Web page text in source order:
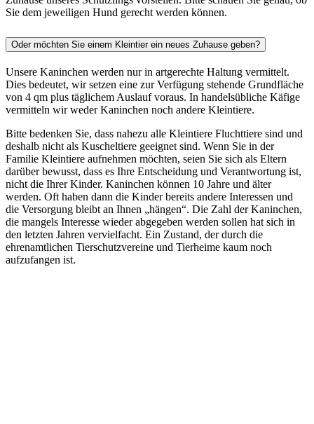
Sie dem jeweiligen Hund gerecht werden können.
Oder möchten Sie einem Kleintier ein neues Zuhause geben?
Unsere Kaninchen werden nur in artgerechte Haltung vermittelt.
Dies bedeutet, wir setzen eine zur Verfügung stehende Grundfläche
von 4 qm plus täglichem Auslauf voraus. In handelsübliche Käfige
vermitteln wir weder Kaninchen noch andere Kleintiere.
Bitte bedenken Sie, dass nahezu alle Kleintiere Fluchttiere sind und
deshalb nicht als Kuscheltiere geeignet sind. Wenn Sie in der
Familie Kleintiere aufnehmen möchten, seien Sie sich als Eltern
darüber bewusst, dass es Ihre Entscheidung und Verantwortung ist,
nicht die Ihrer Kinder. Kaninchen können 10 Jahre und älter
werden. Oft haben dann die Kinder bereits andere Interessen und
die Versorgung bleibt an Ihnen „hängen“. Die Zahl der Kaninchen,
die mangels Interesse wieder abgegeben werden sollen hat sich in
den letzten Jahren vervielfacht. Ein Zustand, der durch die
ehrenamtlichen Tierschutzvereine und Tierheime kaum noch
aufzufangen ist.